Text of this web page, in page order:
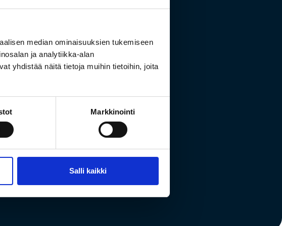
median ominaisuuksien tukemiseen
ja analytiikka-alan
yhdistää näitä tietoja muihin tietoihin, joita
Markkinointi
Salli kaikki
Turun